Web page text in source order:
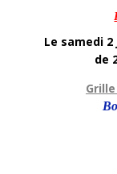
Le samedi 2
de